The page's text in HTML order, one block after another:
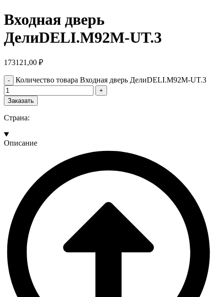
Входная дверь
ДелиDELI.M92M-UT.3
173121,00 ₽
Количество товара Входная дверь ДелиDELI.M92M-UT.3
Заказать
Страна:
Описание